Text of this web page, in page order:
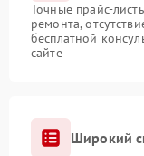
Точные прайс-
ремонта,
бесплатной
сайте
Широкий